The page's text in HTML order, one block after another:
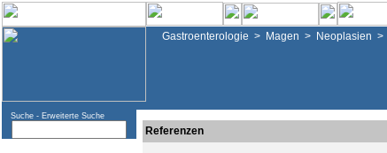
Gastroenterologie > Magen > Neoplasien >
Suche - Erweiterte Suche
Referenzen